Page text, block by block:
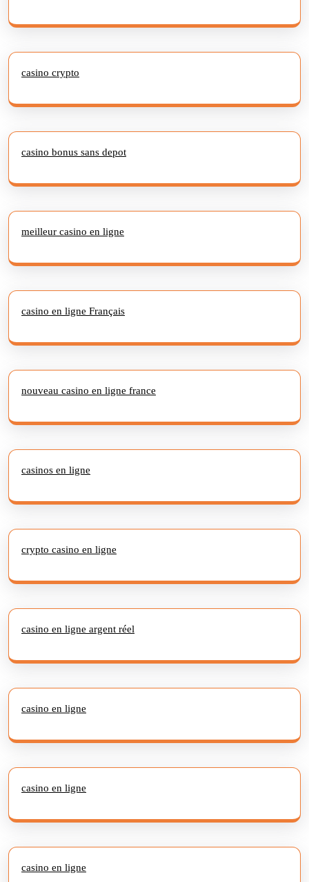
casino crypto
casino bonus sans depot
meilleur casino en ligne
casino en ligne Français
nouveau casino en ligne france
casinos en ligne
crypto casino en ligne
casino en ligne argent réel
casino en ligne
casino en ligne
casino en ligne